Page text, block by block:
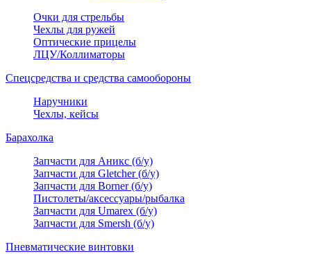
Очки для стрельбы
Чехлы для ружей
Оптические прицелы
ЛЦУ/Коллиматоры
Спецсредства и средства самообороны
Наручники
Чехлы, кейсы
Барахолка
Запчасти для Аникс (б/у)
Запчасти для Gletcher (б/у)
Запчасти для Borner (б/у)
Пистолеты/аксессуары/рыбалка
Запчасти для Umarex (б/у)
Запчасти для Smersh (б/у)
Пневматические винтовки